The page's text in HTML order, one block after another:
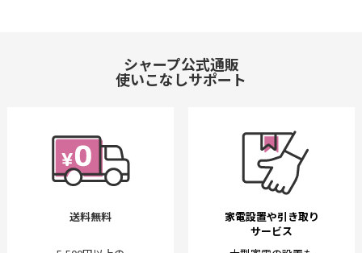
シャープ公式通販
使いこなしサポート
送料無料
家電設置や引き取り
サービス